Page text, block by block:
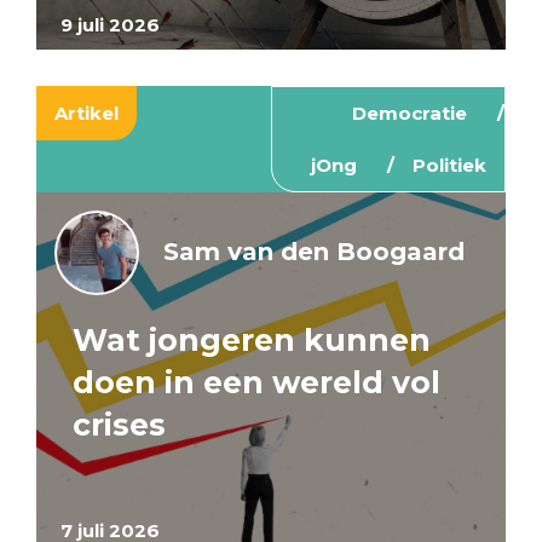
9 juli 2026
Artikel Democratie
jOng Politiek
7 juli 2026
Sam van den Boogaard
Wat jongeren kunnen
doen in een wereld vol
crises